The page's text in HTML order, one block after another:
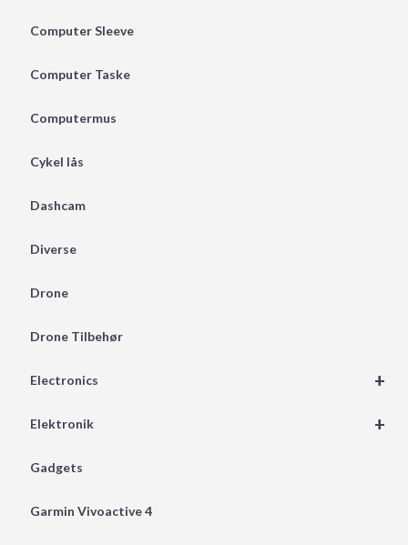
Computer Sleeve
Computer Taske
Computermus
Cykel lås
Dashcam
Diverse
Drone
Drone Tilbehør
+
Electronics
+
Elektronik
Gadgets
Garmin Vivoactive 4